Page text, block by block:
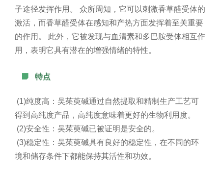
子途径发挥作用。 众所周知，它可以刺激香草醛受体的
激活，而香草醛受体在感知和产热方面发挥着至关重要
的作用。 此外，它被发现与血清素和多巴胺受体相互作
用，表明它具有潜在的增强情绪的特性。
 特点
(1)纯度高：吴茱萸碱通过自然提取和精制生产工艺可
得到高纯度产品，高纯度意味着更好的生物利用度。
(2)安全性：吴茱萸碱已被证明是安全的。
(3)稳定性：吴茱萸碱具有良好的稳定性，在不同的环
境和储存条件下都能保持其活性和功效。